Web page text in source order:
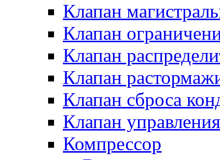
Клапан
Клапан
Клапан
Клапан
Клапан сброса
Клапан управления
Компрессор